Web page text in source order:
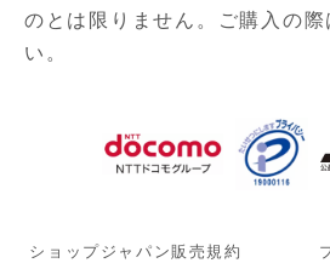
のとは限りません。ご購入の際
い。
ショップジャパン販売規約